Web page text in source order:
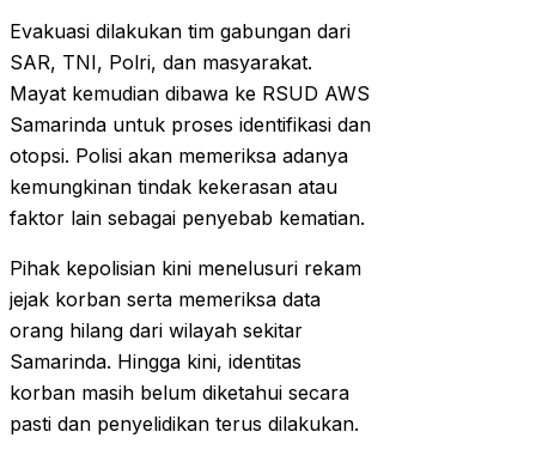
Evakuasi dilakukan tim gabungan dari
SAR, TNI, Polri, dan masyarakat.
Mayat kemudian dibawa ke RSUD AWS
Samarinda untuk proses identifikasi dan
otopsi. Polisi akan memeriksa adanya
kemungkinan tindak kekerasan atau
faktor lain sebagai penyebab kematian.
Pihak kepolisian kini menelusuri rekam
jejak korban serta memeriksa data
orang hilang dari wilayah sekitar
Samarinda. Hingga kini, identitas
korban masih belum diketahui secara
pasti dan penyelidikan terus dilakukan.